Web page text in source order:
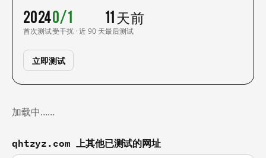
2024
首次测试
0/1
受干扰 · 近 90 天
11 天前
最后测试
立即测试
加载中……
qhtzyz.com 上其他已测试的网址